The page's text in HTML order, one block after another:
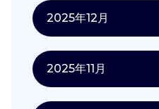
2025年12月
2025年11月